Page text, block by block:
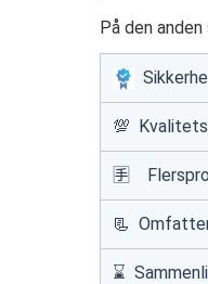
På den
💯
🈐
📃
⌛